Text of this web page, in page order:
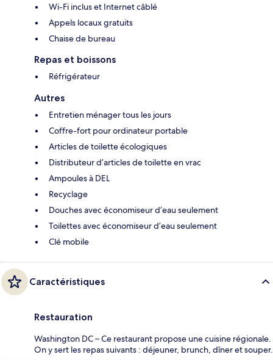
Wi-Fi inclus et Internet câblé
Appels locaux gratuits
Chaise de bureau
Repas et boissons
Réfrigérateur
Autres
Entretien ménager tous les jours
Coffre-fort pour ordinateur portable
Articles de toilette écologiques
Distributeur d’articles de toilette en vrac
Ampoules à DEL
Recyclage
Douches avec économiseur d’eau seulement
Toilettes avec économiseur d’eau seulement
Clé mobile
Caractéristiques
Restauration
Washington DC – Ce restaurant propose une cuisine régionale.
On y sert les repas suivants : déjeuner, brunch, dîner et souper.